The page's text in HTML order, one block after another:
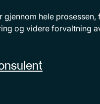
gjennom hele
og videre forvaltning